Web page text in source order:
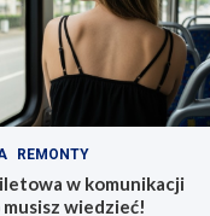
REMONTY
w komunikacji
wiedzieć!